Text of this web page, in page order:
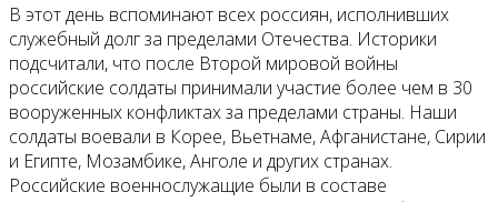
В этот день вспоминают всех россиян, исполнивших
служебный долг за пределами Отечества. Историки
подсчитали, что после Второй мировой войны
российские солдаты принимали участие более чем в 30
вооруженных конфликтах за пределами страны. Наши
солдаты воевали в Корее, Вьетнаме, Афганистане, Сирии
и Египте, Мозамбике, Анголе и других странах.
Российские военнослужащие были в составе